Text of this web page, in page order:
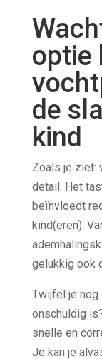
optie
de
kind
Zoals je ziet:
detail. Het
beïnvloedt
kind(eren).
gelukkig ook
Twijfel je nog
onschuldig
snelle en
Je kan je